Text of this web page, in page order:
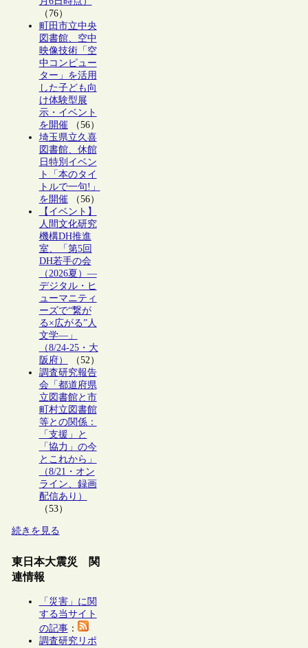
（76）
町田市立中央
図書館、空中
映像技術「空
中コンピュー
ター」を活用
した子ども向
け体験型展
示・イベント
を開催（56）
埼玉県立久喜
図書館、休館
日特別イベン
ト「本のタイ
トルで一句!」
を開催（56）
【イベント】
人間文化研究
機構DH推進
室、「第5回
DH若手の会
（2026夏）―
デジタル・ヒ
ューマニティ
ーズで“繋が
る×広がる”人
文学―」
（8/24-25・大
阪府）
（52）
調査研究報告
会「都道府県
立図書館と市
町村立図書館
等との関係：
「支援」と
「協力」の今
とこれから」
（8/21・オン
ライン、録画
配信あり）
（53）
続きを見る
東日本大震災 関
連情報
「災害」に関
する当サイト
の記事：
調査研究リポ